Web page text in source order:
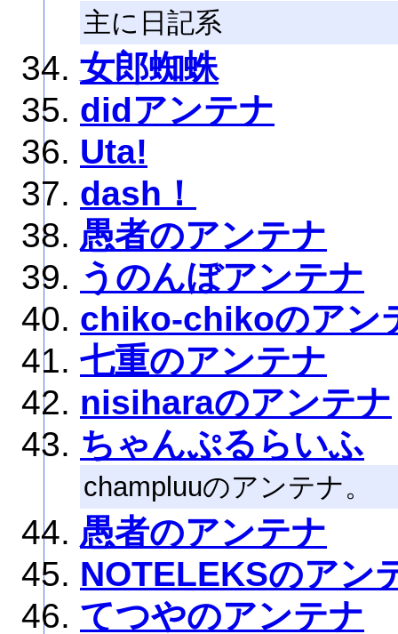
主に日記系
女郎蜘蛛
didアンテナ
Uta!
dash！
愚者のアンテナ
うのんぼアンテナ
chiko-chikoのアン
七重のアンテナ
nisiharaのアンテナ
ちゃんぷるらいふ
champluuのアンテナ。
愚者のアンテナ
NOTELEKSのアン
てつやのアンテナ